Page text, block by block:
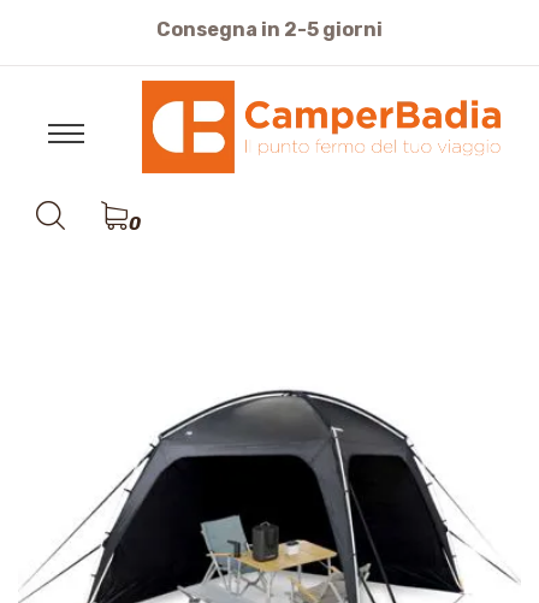
Consegna in 2-5 giorni
0